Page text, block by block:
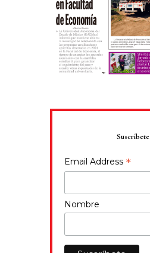
Suscríbete
Email Address *
Nombre